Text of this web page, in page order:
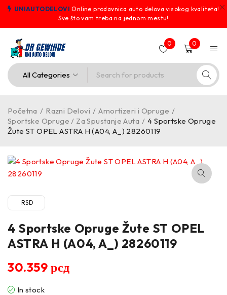
UNIAUTODELOVI Online prodavnica auto delova visokog kvaliteta!
Sve što vam treba na jednom mestu!
0 0
Početna / Razni Delovi / Amortizeri i Opruge /
Sportske Opruge / Za Spustanje Auta / 4 Sportske Opruge
Žute ST OPEL ASTRA H (A04, A_) 28260119
RSD
4 Sportske Opruge Žute ST OPEL
ASTRA H (A04, A_) 28260119
30.359рсд
In stock